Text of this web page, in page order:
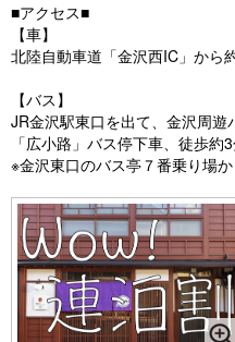
■アクセス■
【車】
北陸自動車道「金沢西IC」から
【バス】
JR金沢駅東口を出て、金沢周遊
「広小路」バス停下車、徒歩約
※金沢東口のバス亭７番乗り場